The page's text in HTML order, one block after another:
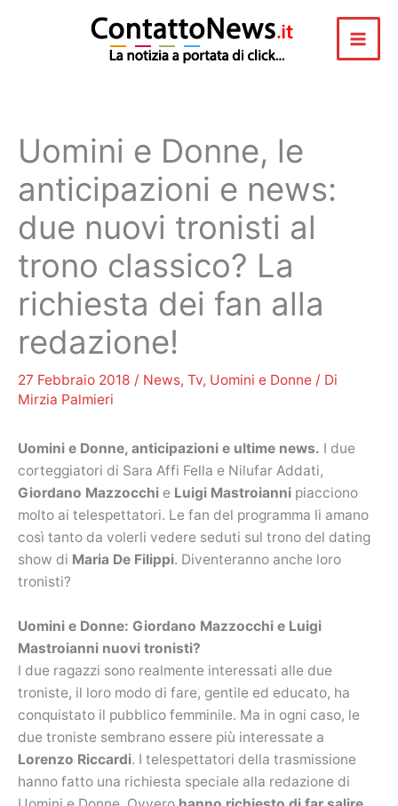
Uomini e Donne, le
anticipazioni e news:
due nuovi tronisti al
trono classico? La
richiesta dei fan alla
redazione!
27 Febbraio 2018 / News, Tv, Uomini e Donne / Di
Mirzia Palmieri
Uomini e Donne, anticipazioni e ultime news. I due
corteggiatori di Sara Affi Fella e Nilufar Addati,
Giordano Mazzocchi e Luigi Mastroianni piacciono
molto ai telespettatori. Le fan del programma li amano
così tanto da volerli vedere seduti sul trono del dating
show di Maria De Filippi. Diventeranno anche loro
tronisti?
Uomini e Donne: Giordano Mazzocchi e Luigi
Mastroianni nuovi tronisti?
I due ragazzi sono realmente interessati alle due
troniste, il loro modo di fare, gentile ed educato, ha
conquistato il pubblico femminile. Ma in ogni caso, le
due troniste sembrano essere più interessate a
Lorenzo Riccardi. I telespettatori della trasmissione
hanno fatto una richiesta speciale alla redazione di